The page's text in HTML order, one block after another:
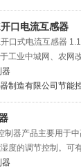
口电流互感器
口式电流互感器
工业中城网、农网
器
制造有限公司节能
制器产品主要用于
度的调节控制。可
器